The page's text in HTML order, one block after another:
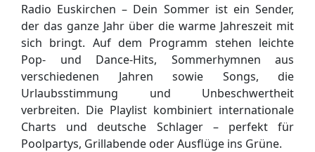
Radio Euskirchen – Dein Sommer ist ein Sender,
der das ganze Jahr über die warme Jahreszeit mit
sich bringt. Auf dem Programm stehen leichte
Pop- und Dance-Hits, Sommerhymnen aus
verschiedenen Jahren sowie Songs, die
Urlaubsstimmung und Unbeschwertheit
verbreiten. Die Playlist kombiniert internationale
Charts und deutsche Schlager – perfekt für
Poolpartys, Grillabende oder Ausflüge ins Grüne.